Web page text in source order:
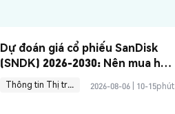
Dự đoán giá cổ phiếu SanDisk
(SNDK) 2026-2030: Nên mua hay
bán?
Thông tin Thị trường 2026-08-06 10-15phút